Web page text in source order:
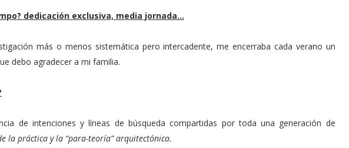
dedicación exclusiva, media jornada…
más o menos sistemática pero intercadente, me encerraba cada verano un
debo agradecer a mi familia.
de intenciones y líneas de búsqueda compartidas por toda una generación de
la práctica y la “para-teoría” arquitectónica.